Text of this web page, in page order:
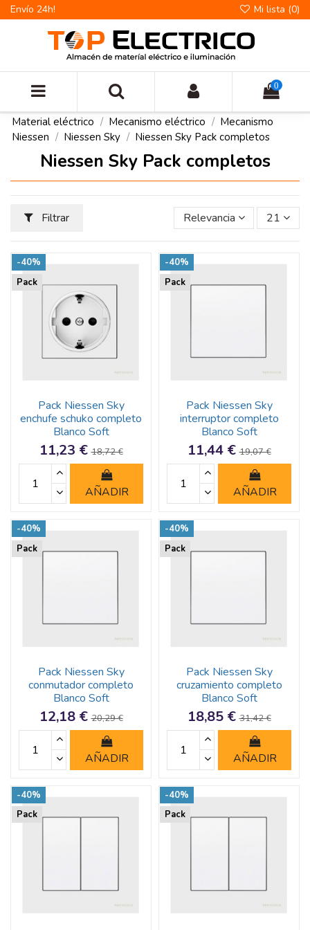
Envío 24h! Mi lista (0)
0
Material eléctrico Mecanismo eléctrico
Mecanismo
Niessen
Niessen Sky Niessen Sky Pack completos
Niessen Sky Pack completos
Filtrar Relevancia 21
-40%
Pack
Pack Niessen Sky
enchufe schuko completo
Blanco Soft
11,23 €18,72 €
AÑADIR
-40%
Pack
Pack Niessen Sky
interruptor completo
Blanco Soft
11,44 €19,07 €
AÑADIR
-40%
Pack
Pack Niessen Sky
conmutador completo
Blanco Soft
12,18 €20,29 €
AÑADIR
-40%
Pack
Pack Niessen Sky
cruzamiento completo
Blanco Soft
18,85 €31,42 €
AÑADIR
-40%
Pack
-40%
Pack